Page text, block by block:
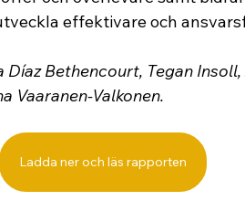
effektivare och
Díaz Bethencourt, Tegan
Vaaranen-Valkonen.
Ladda ner och läs rapporten